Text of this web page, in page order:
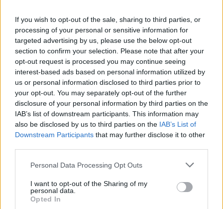
If you wish to opt-out of the sale, sharing to third parties, or
processing of your personal or sensitive information for
targeted advertising by us, please use the below opt-out
section to confirm your selection. Please note that after your
opt-out request is processed you may continue seeing
interest-based ads based on personal information utilized by
us or personal information disclosed to third parties prior to
your opt-out. You may separately opt-out of the further
disclosure of your personal information by third parties on the
IAB’s list of downstream participants. This information may
also be disclosed by us to third parties on the IAB’s List of
Downstream Participants that may further disclose it to other
Personal Data Processing Opt Outs
I want to opt-out of the Sharing of my
personal data.
Opted In
ΕΛΣΤΑΤ: Στο 3,4% υποχώρησε ο πληθωρισμός τον Ιούλιο
Χρηματοδότηση 8 εκατ. ευρώ
σε 843 μέσα ενημέρωσης-
Ξεκίνησε το πενταετές
πρόγραμμα ενίσχυσης του
Τύπου
Metlen: Ρεκόρ EBITDA στο α'
εξάμηνο, στα 550 εκατ. ευρώ –
Καθαρά κέρδη 313 εκατ. ευρώ
Η Chery επενδύει 75 εκατ. δολάρια στην KG Mobility
Το FIAT 500 Hybrid τώρα από